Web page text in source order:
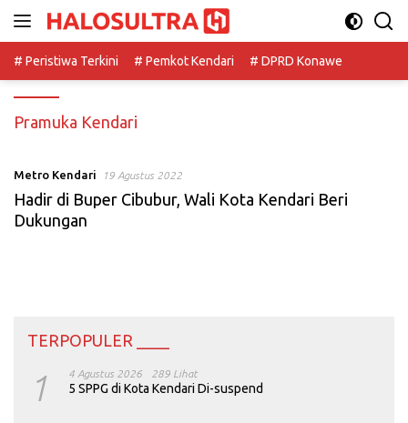
# Peristiwa Terkini
# Pemkot Kendari # DPRD Konawe
Pramuka Kendari
Metro Kendari 19 Agustus 2022
Hadir di Buper Cibubur, Wali Kota Kendari Beri
Dukungan
TERPOPULER ____
1 4 Agustus 2026 289 Lihat
5 SPPG di Kota Kendari Di-suspend